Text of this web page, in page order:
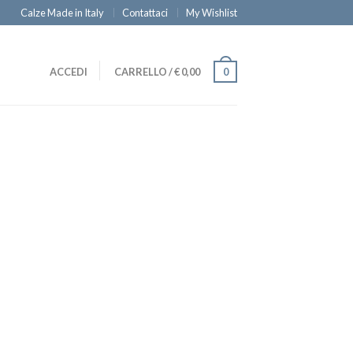
Calze Made in Italy Contattaci My Wishlist
ACCEDI CARRELLO/€0,00 0